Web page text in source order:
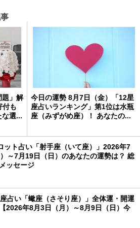
題」解
付も
な選...
今日の運勢 8月7日（金）「12星
座占いランキング」第1位は水瓶
座（みずがめ座）！ あなたの...
ット占い「射手座（いて座）」2026年7
～7月19日（日）のあなたの運勢は？ 総
ッセージ
占い「蠍座（さそり座）」全体運・開運
2026年8月3日（月）～8月9日（日）今